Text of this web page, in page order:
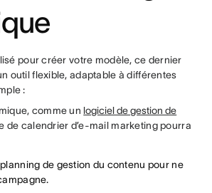
pour créer votre modèle, ce dernier
outil flexible, adaptable à différentes
:
comme un logiciel de gestion de
de calendrier d’e-mail marketing pourra
de gestion du contenu pour ne